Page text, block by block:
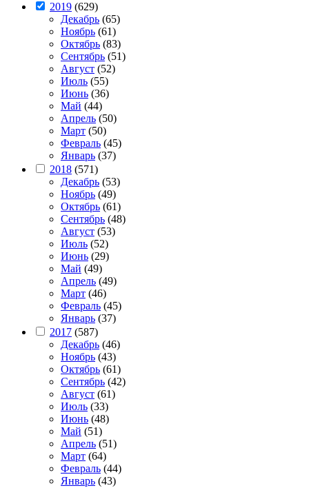
2019 (629)
Декабрь (65)
Ноябрь (61)
Октябрь (83)
Сентябрь (51)
Август (52)
Июль (55)
Июнь (36)
Май (44)
Апрель (50)
Март (50)
Февраль (45)
Январь (37)
2018 (571)
Декабрь (53)
Ноябрь (49)
Октябрь (61)
Сентябрь (48)
Август (53)
Июль (52)
Июнь (29)
Май (49)
Апрель (49)
Март (46)
Февраль (45)
Январь (37)
2017 (587)
Декабрь (46)
Ноябрь (43)
Октябрь (61)
Сентябрь (42)
Август (61)
Июль (33)
Июнь (48)
Май (51)
Апрель (51)
Март (64)
Февраль (44)
Январь (43)